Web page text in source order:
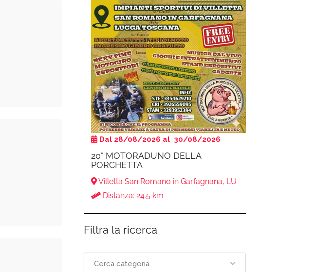
Dal 28/08/2026 al 30/08/2026
20° MOTORADUNO DELLA
PORCHETTA
Villetta San Romano in Garfagnana, LU
Distanza: 24.5 km
Filtra la ricerca
Cerca categoria